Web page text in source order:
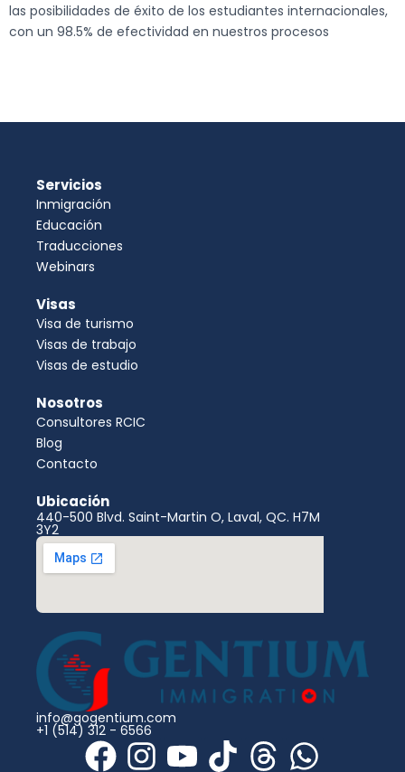
las posibilidades de éxito de los estudiantes internacionales,
con un 98.5% de efectividad en nuestros procesos
Servicios
Inmigración
Educación
Traducciones
Webinars
Visas
Visa de turismo
Visas de trabajo
Visas de estudio
Nosotros
Consultores RCIC
Blog
Contacto
Ubicación
440-500 Blvd. Saint-Martin O, Laval, QC. H7M
3Y2
info@gogentium.com
+1 (514) 312 - 6566
F I Y T T W